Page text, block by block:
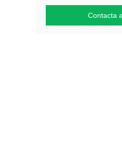
Contacta